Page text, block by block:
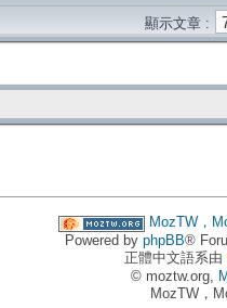
顯示文章 :
MozTW，
Powered by phpBB®
正體中文語系由
© moztw.org,
MozTW，